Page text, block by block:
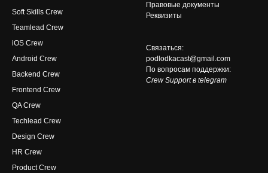
Soft Skills Crew
Teamlead Crew
iOS Crew
Android Crew
Backend Crew
Frontend Crew
QA Crew
Techlead Crew
Design Crew
HR Crew
Product Crew
Правовые документы
Реквизиты
Связаться:
podlodkacast@gmail.com
По вопросам поддержки:
Crew Support в telegram